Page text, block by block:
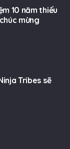
10 năm thiếu
mừng
Tribes sẽ